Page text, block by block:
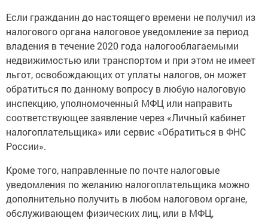
Если гражданин до настоящего времени не получил из
налогового органа налоговое уведомление за период
владения в течение 2020 года налогооблагаемыми
недвижимостью или транспортом и при этом не имеет
льгот, освобождающих от уплаты налогов, он может
обратиться по данному вопросу в любую налоговую
инспекцию, уполномоченный МФЦ или направить
соответствующее заявление через «Личный кабинет
налогоплательщика» или сервис «Обратиться в ФНС
России».
Кроме того, направленные по почте налоговые
уведомления по желанию налогоплательщика можно
дополнительно получить в любом налоговом органе,
обслуживающем физических лиц, или в МФЦ,